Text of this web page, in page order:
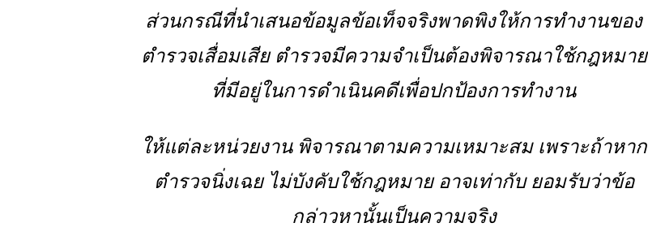
ส่วนกรณีที่นำเสนอข้อมูลข้อเท็จจริงพาดพิงให้การทำงานของ
ตำรวจเสื่อมเสีย ตำรวจมีความจำเป็นต้องพิจารณาใช้กฎหมาย
ที่มีอยู่ในการดำเนินคดีเพื่อปกป้องการทำงาน
ให้แต่ละหน่วยงาน พิจารณาตามความเหมาะสม เพราะถ้าหาก
ตำรวจนิ่งเฉย ไม่บังคับใช้กฎหมาย อาจเท่ากับ ยอมรับว่าข้อ
กล่าวหานั้นเป็นความจริง